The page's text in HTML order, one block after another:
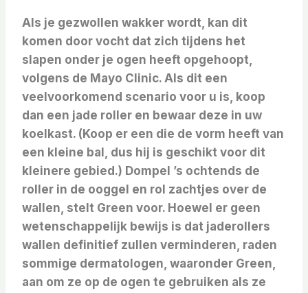
Als je gezwollen wakker wordt, kan dit
komen door vocht dat zich tijdens het
slapen onder je ogen heeft opgehoopt,
volgens de Mayo Clinic. Als dit een
veelvoorkomend scenario voor u is, koop
dan een jade roller en bewaar deze in uw
koelkast. (Koop er een die de vorm heeft van
een kleine bal, dus hij is geschikt voor dit
kleinere gebied.) Dompel ’s ochtends de
roller in de ooggel en rol zachtjes over de
wallen, stelt Green voor. Hoewel er geen
wetenschappelijk bewijs is dat jaderollers
wallen definitief zullen verminderen, raden
sommige dermatologen, waaronder Green,
aan om ze op de ogen te gebruiken als ze